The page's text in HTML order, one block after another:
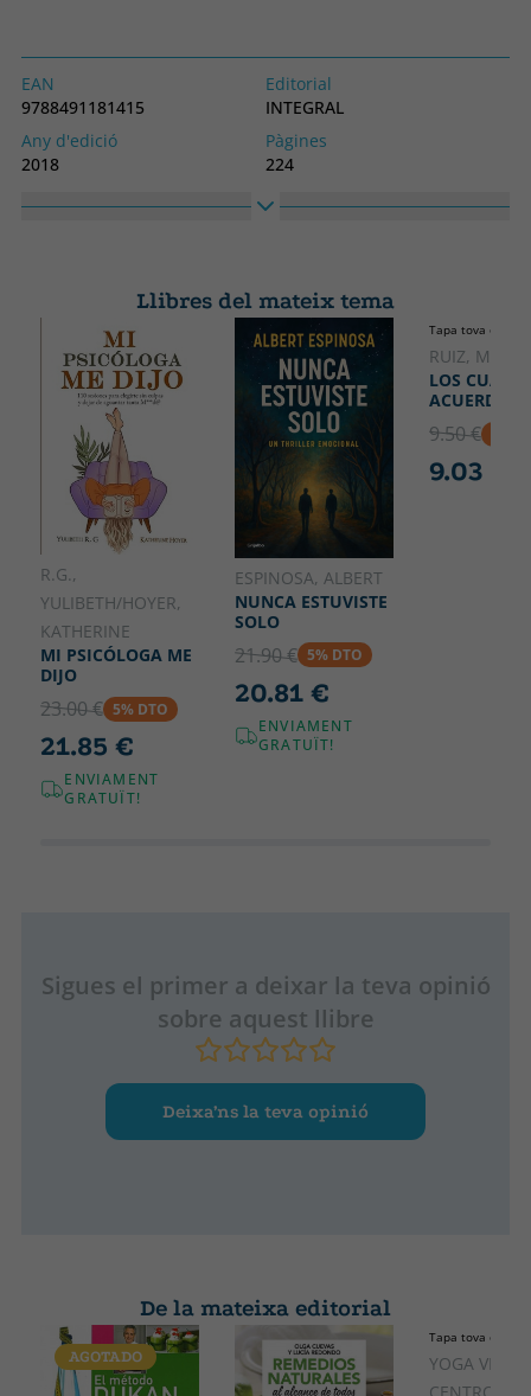
las múltiples propiedades de la avena, recetas deliciosas y
una guía para seguir la monodieta de avena del doctor Pros,
una dieta depurativa y adelgazante.
EAN
9788491181415
Editorial
INTEGRAL
Any d'edició
2018
Pàgines
224
Idioma
Llibres del mateix tema
R.G.,
YULIBETH/HOYER,
KATHERINE
MI PSICÓLOGA ME
DIJO
23.00 € 5% DTO
21.85 €
ENVIAMENT
GRATUÏT!
ESPINOSA, ALBERT
NUNCA ESTUVISTE
SOLO
21.90 € 5% DTO
20.81 €
ENVIAMENT
GRATUÏT!
Tapa tova o
RUIZ,
LOS
ACUERDOS
9.50 €
9.03 €
Sigues el primer a deixar la teva opinió
sobre aquest llibre
Deixa’ns la teva opinió
De la mateixa editorial
AGOTADO
Tapa tova o
YOGA